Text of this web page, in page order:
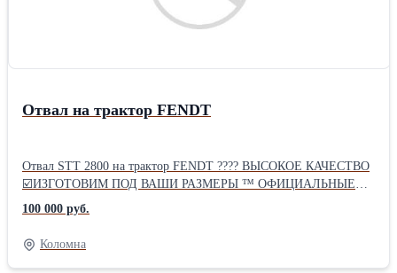
Отвал на трактор FENDT
Отвал STT 2800 на трактор FENDT ???? ВЫСОКОЕ КАЧЕСТВО
☑️ИЗГОТОВИМ ПОД ВАШИ РАЗМЕРЫ ™ ОФИЦИАЛЬНЫЕ
ДИЛЕРЫ ORSI GROUP ????ДОСТАВКА ПО ВСЕЙ РОССИИ
????Получить СКИДКУ можно по телефону????Производитель:
Собственное производство Состояние: Новое
100 000 руб.
Коломна